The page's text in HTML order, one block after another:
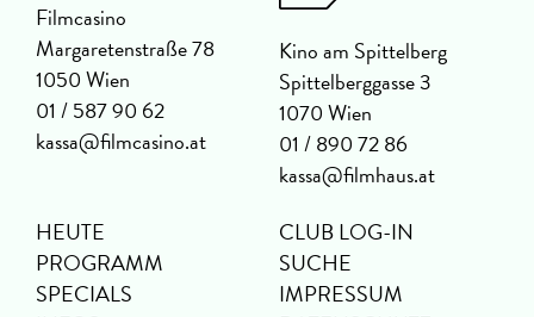
Filmcasino
Margaretenstraße 78
1050 Wien
01 / 587 90 62
kassa@filmcasino.at
Kino am Spittelberg
Spittelberggasse 3
1070 Wien
01 / 890 72 86
kassa@filmhaus.at
HEUTE
PROGRAMM
SPECIALS
CLUB LOG-IN
SUCHE
IMPRESSUM